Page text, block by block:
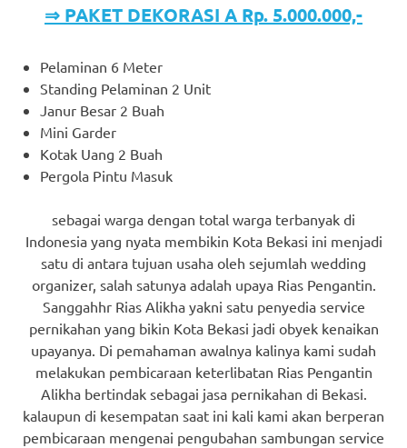
⇒ PAKET DEKORASI A Rp. 5.000.000,-
Pelaminan 6 Meter
Standing Pelaminan 2 Unit
Janur Besar 2 Buah
Mini Garder
Kotak Uang 2 Buah
Pergola Pintu Masuk
sebagai warga dengan total warga terbanyak di
Indonesia yang nyata membikin Kota Bekasi ini menjadi
satu di antara tujuan usaha oleh sejumlah wedding
organizer, salah satunya adalah upaya Rias Pengantin.
Sanggahhr Rias Alikha yakni satu penyedia service
pernikahan yang bikin Kota Bekasi jadi obyek kenaikan
upayanya. Di pemahaman awalnya kalinya kami sudah
melakukan pembicaraan keterlibatan Rias Pengantin
Alikha bertindak sebagai jasa pernikahan di Bekasi.
kalaupun di kesempatan saat ini kali kami akan berperan
pembicaraan mengenai pengubahan sambungan service